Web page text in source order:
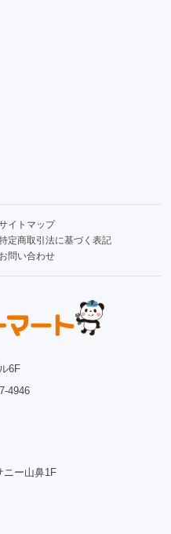
イトマップ
定商取引法に基づく表記
お問い合わせ
6F
4946
ー山鼻1F